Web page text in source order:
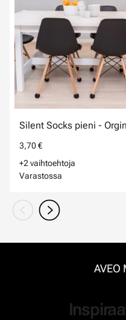
Silent Socks pieni -
3,70 €
+2 vaihtoehtoja
Varastossa
AVEO